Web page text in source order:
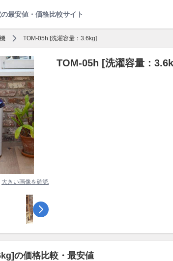
最安値・価格比較サイト
TOM-05h [洗濯容量：3.6kg]
大きい画像を確認
TOM-05h [洗濯容量：
の価格比較・最安値